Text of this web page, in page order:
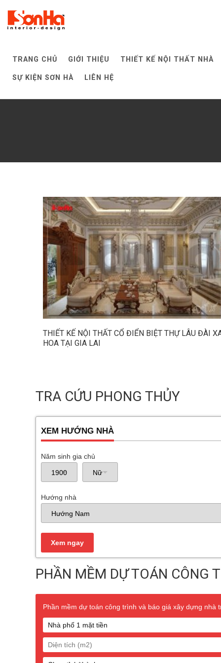
content
TRANG CHỦ GIỚI THIỆU THIẾT KẾ NỘI THẤT NHÀ
SỰ KIỆN SƠN HÀ LIÊN HỆ
THIẾT KẾ NỘI THẤT CỔ ĐIỂN BIỆT THỰ LÂU ĐÀI
HOA TẠI GIA LAI
TRA CỨU PHONG THỦY
XEM HƯỚNG NHÀ
Năm sinh gia chủ
Hướng nhà
PHẦN MỀM DỰ TOÁN CÔNG
Phần mềm dự toán công trình và báo giá xây dựng nhà